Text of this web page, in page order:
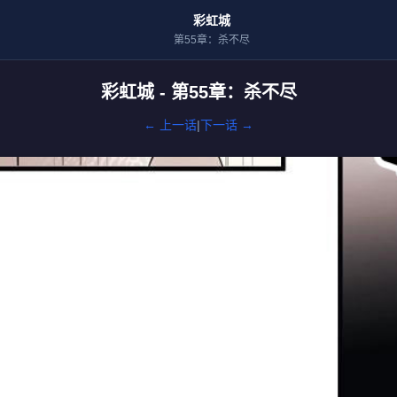
彩虹城
第55章：杀不尽
彩虹城 - 第55章：杀不尽
← 上一话|下一话 →